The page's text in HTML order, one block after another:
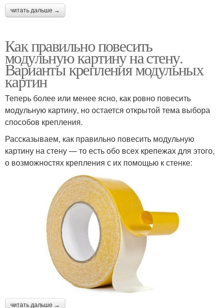
читать дальше →
Как правильно повесить
модульную картину на стену.
Варианты крепления модульных
картин
Теперь более или менее ясно, как ровно повесить
модульную картину, но остается открытой тема выбора
способов крепления.
Рассказываем, как правильно повесить модульную
картину на стену — то есть обо всех крепежах для этого,
о возможностях крепления с их помощью к стенке:
читать дальше →